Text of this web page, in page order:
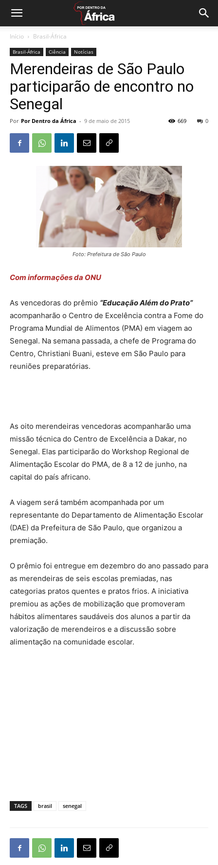
Início Brasil-África
Brasil-África Ciência Notícias
Merendeiras de São Paulo
participarão de encontro no
Senegal
Por Por Dentro da África - 9 de maio de 2015 0
669
Foto: Prefeitura de São Paulo
Com informações da ONU
As vencedoras do prêmio “Educação Além do Prato”
acompanharão o Centro de Excelência contra a Fome do
Programa Mundial de Alimentos (PMA) em viagem ao
Senegal. Na semana passada, a chefe de Programa do
Centro, Christiani Buani, esteve em São Paulo para
reuniões preparatórias.
As oito merendeiras vencedoras acompanharão uma
missão técnica do Centro de Excelência a Dakar, no
Senegal. Elas participarão do Workshop Regional de
Alimentação Escolar do PMA, de 8 a 12 de junho, na
capital do país africano.
A viagem será também acompanhada por um
representante do Departamento de Alimentação Escolar
(DAE) da Prefeitura de São Paulo, que organizou a
premiação.
O prêmio foi entregue em dezembro do ano passado para
as merendeiras de seis escolas premiadas, nas
categorias pratos quentes e pratos frios. A iniciativa
premiou as ações de mobilização que promoveram
hábitos alimentares saudáveis dos alunos a partir da
valorização de merendeiros e a discussão sobre
alimentação na comunidade escolar.
TAGS brasil senegal